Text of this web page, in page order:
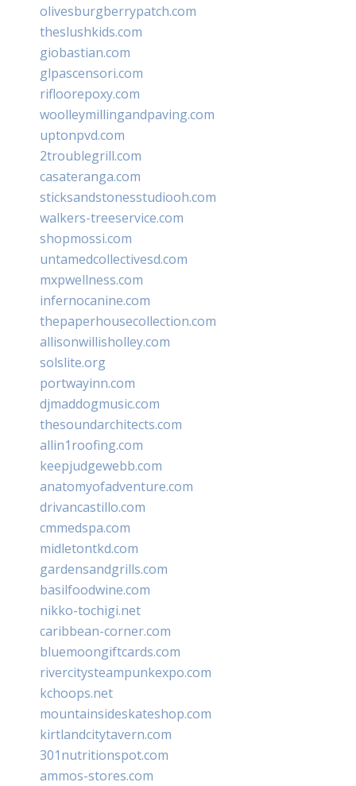
olivesburgberrypatch.com
theslushkids.com
giobastian.com
glpascensori.com
rifloorepoxy.com
woolleymillingandpaving.com
uptonpvd.com
2troublegrill.com
casateranga.com
sticksandstonesstudiooh.com
walkers-treeservice.com
shopmossi.com
untamedcollectivesd.com
mxpwellness.com
infernocanine.com
thepaperhousecollection.com
allisonwillisholley.com
solslite.org
portwayinn.com
djmaddogmusic.com
thesoundarchitects.com
allin1roofing.com
keepjudgewebb.com
anatomyofadventure.com
drivancastillo.com
cmmedspa.com
midletontkd.com
gardensandgrills.com
basilfoodwine.com
nikko-tochigi.net
caribbean-corner.com
bluemoongiftcards.com
rivercitysteampunkexpo.com
kchoops.net
mountainsideskateshop.com
kirtlandcitytavern.com
301nutritionspot.com
ammos-stores.com